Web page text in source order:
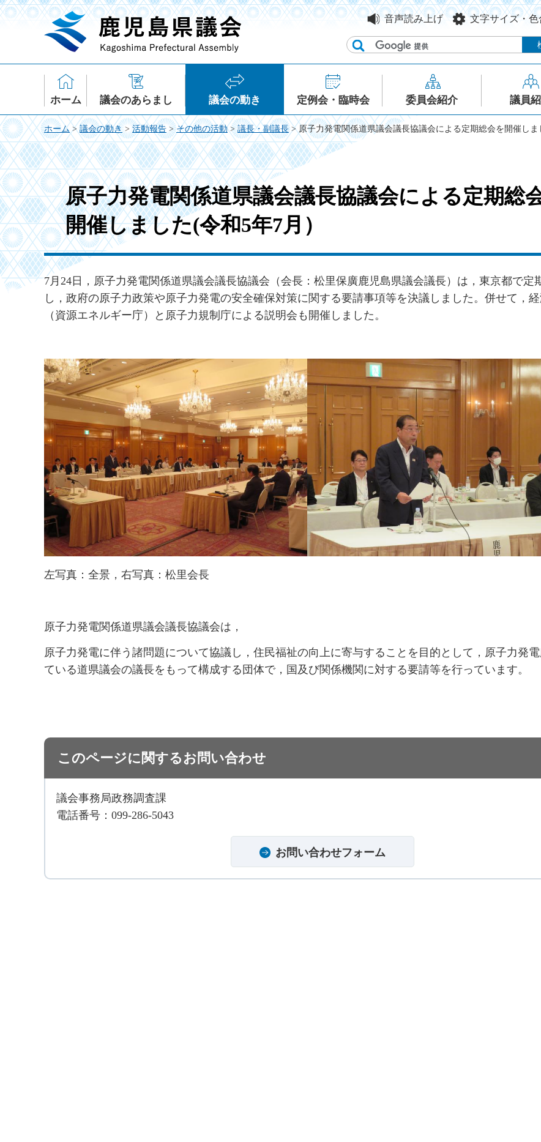
鹿児島県議会 音声読み上げ 文字サイズ・
ホーム 議会のあらまし 議会の動き 定例会・臨時会 委員会紹介 議員
ホーム >議会の動き>活動報告 >その他の活動>議長・副議長> 原子力発電関係道県議会議長協議会による定期総会を開催しま
原子力発電関係道県議会議長協議会による定期総
開催しました(令和5年7月）
7月24日，原子力発電関係道県議会議長協議会（会長：松里保廣鹿児島県議会議長）は，東京都で定
し，政府の原子力政策や原子力発電の安全確保対策に関する要請事項等を決議しました。併せて，
（資源エネルギー庁）と原子力規制庁による説明会も開催しました。
左写真：全景，右写真：松里会長
原子力発電関係道県議会議長協議会は，
原子力発電に伴う諸問題について協議し，住民福祉の向上に寄与することを目的として，原子力発
ている道県議会の議長をもって構成する団体で，国及び関係機関に対する要請等を行っています。
このページに関するお問い合わせ
議会事務局政務調査課
電話番号：099-286-5043